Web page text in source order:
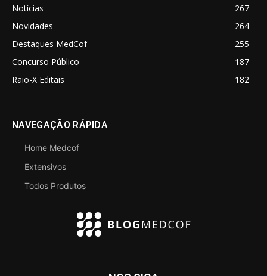
Notícias
267
Novidades
264
Destaques MedCof
255
Concurso Público
187
Raio-X Editais
182
NAVEGAÇÃO RÁPIDA
Home Medcof
Extensivos
Todos Produtos